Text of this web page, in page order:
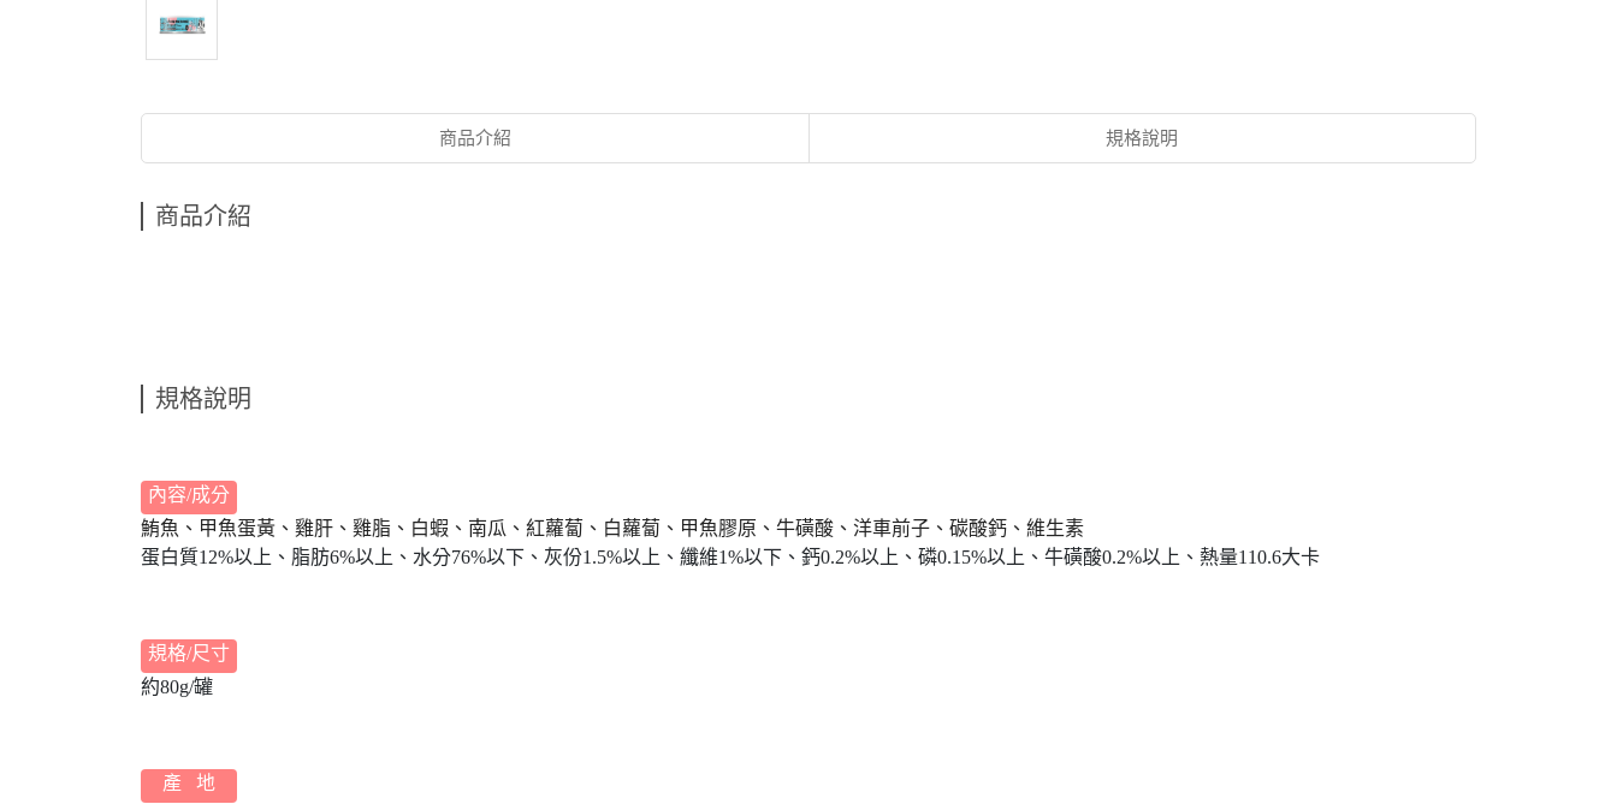
商品介紹 規格說明
商品介紹
規格說明
內容/成分
鮪魚、甲魚蛋黃、雞肝、雞脂、白蝦、南瓜、紅蘿蔔、白蘿蔔、甲魚膠原、牛磺酸、洋車前子、碳酸鈣、維生素
蛋白質12%以上、脂肪6%以上、水分76%以下、灰份1.5%以上、纖維1%以下、鈣0.2%以上、磷0.15%以上、牛磺酸0.2%以上、熱量110.6大卡
規格/尺寸
約80g/罐
產 地